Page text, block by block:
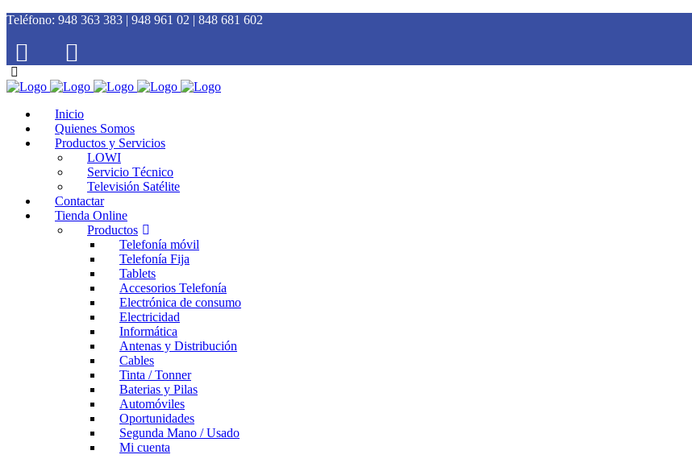
Teléfono: 948 363 383 | 948 961 02 | 848 681 602
Inicio
Quienes Somos
Productos y Servicios
LOWI
Servicio Técnico
Televisión Satélite
Contactar
Tienda Online
Productos
Telefonía móvil
Telefonía Fija
Tablets
Accesorios Telefonía
Electrónica de consumo
Electricidad
Informática
Antenas y Distribución
Cables
Tinta / Tonner
Baterias y Pilas
Automóviles
Oportunidades
Segunda Mano / Usado
Mi cuenta